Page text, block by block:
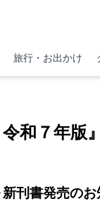
旅行・お出かけ
和７年版
新刊書発売のお